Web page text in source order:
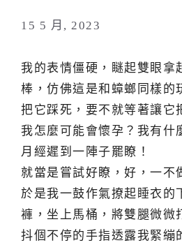
15 5 月, 2023
我的表情僵硬，瞇起雙眼拿
棒，仿佛這是和蟑螂同樣的
把它踩死，要不就等著讓它
我怎麼可能會懷孕？我有什
月經遲到一陣子罷瞭！
就當是嘗試好瞭，好，一不
於是我一鼓作氣撩起睡衣的
褲，坐上馬桶，將雙腿微微
抖個不停的手指透露我緊繃